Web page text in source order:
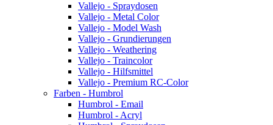
Vallejo - Spraydosen
Vallejo - Metal Color
Vallejo - Model Wash
Vallejo - Grundierungen
Vallejo - Weathering
Vallejo - Traincolor
Vallejo - Hilfsmittel
Vallejo - Premium RC-Color
Farben - Humbrol
Humbrol - Email
Humbrol - Acryl